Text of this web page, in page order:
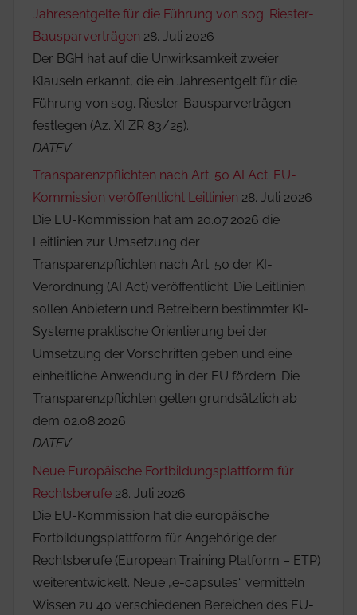
Jahresentgelte für die Führung von sog. Riester-
Bausparverträgen 28. Juli 2026
Der BGH hat auf die Unwirksamkeit zweier
Klauseln erkannt, die ein Jahresentgelt für die
Führung von sog. Riester-Bausparverträgen
festlegen (Az. XI ZR 83/25).
DATEV
Transparenzpflichten nach Art. 50 AI Act: EU-
Kommission veröffentlicht Leitlinien 28. Juli 2026
Die EU-Kommission hat am 20.07.2026 die
Leitlinien zur Umsetzung der
Transparenzpflichten nach Art. 50 der KI-
Verordnung (AI Act) veröffentlicht. Die Leitlinien
sollen Anbietern und Betreibern bestimmter KI-
Systeme praktische Orientierung bei der
Umsetzung der Vorschriften geben und eine
einheitliche Anwendung in der EU fördern. Die
Transparenzpflichten gelten grundsätzlich ab
dem 02.08.2026.
DATEV
Neue Europäische Fortbildungsplattform für
Rechtsberufe 28. Juli 2026
Die EU-Kommission hat die europäische
Fortbildungsplattform für Angehörige der
Rechtsberufe (European Training Platform – ETP)
weiterentwickelt. Neue „e-capsules“ vermitteln
Wissen zu 40 verschiedenen Bereichen des EU-